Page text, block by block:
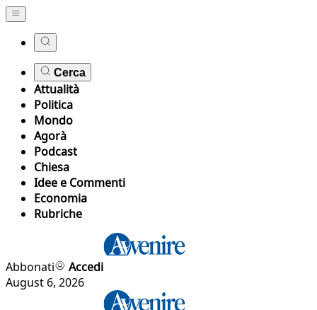
Cerca
Attualità
Politica
Mondo
Agorà
Podcast
Chiesa
Idee e Commenti
Economia
Rubriche
Abbonati
Accedi
August 6, 2026